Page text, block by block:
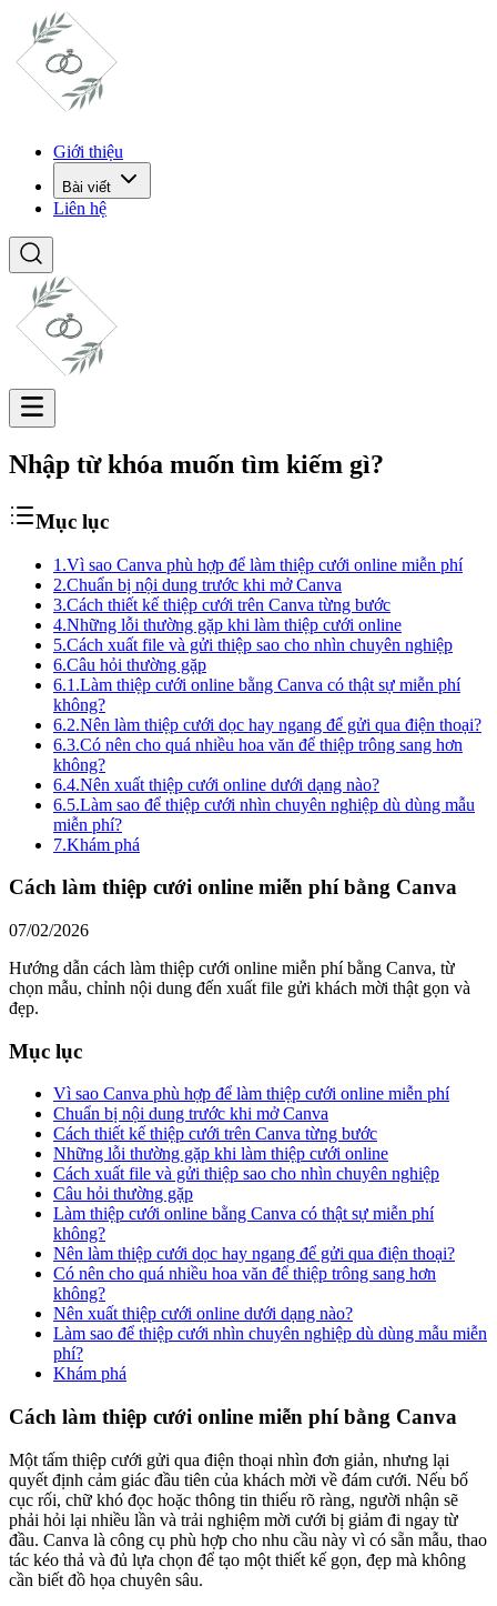
Giới thiệu
Bài viết
Liên hệ
Nhập từ khóa muốn tìm kiếm gì?
Mục lục
1.Vì sao Canva phù hợp để làm thiệp cưới online miễn phí
2.Chuẩn bị nội dung trước khi mở Canva
3.Cách thiết kế thiệp cưới trên Canva từng bước
4.Những lỗi thường gặp khi làm thiệp cưới online
5.Cách xuất file và gửi thiệp sao cho nhìn chuyên nghiệp
6.Câu hỏi thường gặp
6.1.Làm thiệp cưới online bằng Canva có thật sự miễn phí
không?
6.2.Nên làm thiệp cưới dọc hay ngang để gửi qua điện thoại?
6.3.Có nên cho quá nhiều hoa văn để thiệp trông sang hơn
không?
6.4.Nên xuất thiệp cưới online dưới dạng nào?
6.5.Làm sao để thiệp cưới nhìn chuyên nghiệp dù dùng mẫu
miễn phí?
7.Khám phá
Cách làm thiệp cưới online miễn phí bằng Canva
07/02/2026
Hướng dẫn cách làm thiệp cưới online miễn phí bằng Canva, từ
chọn mẫu, chỉnh nội dung đến xuất file gửi khách mời thật gọn và
đẹp.
Mục lục
Vì sao Canva phù hợp để làm thiệp cưới online miễn phí
Chuẩn bị nội dung trước khi mở Canva
Cách thiết kế thiệp cưới trên Canva từng bước
Những lỗi thường gặp khi làm thiệp cưới online
Cách xuất file và gửi thiệp sao cho nhìn chuyên nghiệp
Câu hỏi thường gặp
Làm thiệp cưới online bằng Canva có thật sự miễn phí
không?
Nên làm thiệp cưới dọc hay ngang để gửi qua điện thoại?
Có nên cho quá nhiều hoa văn để thiệp trông sang hơn
không?
Nên xuất thiệp cưới online dưới dạng nào?
Làm sao để thiệp cưới nhìn chuyên nghiệp dù dùng mẫu miễn
phí?
Khám phá
Cách làm thiệp cưới online miễn phí bằng Canva
Một tấm thiệp cưới gửi qua điện thoại nhìn đơn giản, nhưng lại
quyết định cảm giác đầu tiên của khách mời về đám cưới. Nếu bố
cục rối, chữ khó đọc hoặc thông tin thiếu rõ ràng, người nhận sẽ
phải hỏi lại nhiều lần và trải nghiệm mời cưới bị giảm đi ngay từ
đầu. Canva là công cụ phù hợp cho nhu cầu này vì có sẵn mẫu, thao
tác kéo thả và đủ lựa chọn để tạo một thiết kế gọn, đẹp mà không
cần biết đồ họa chuyên sâu.